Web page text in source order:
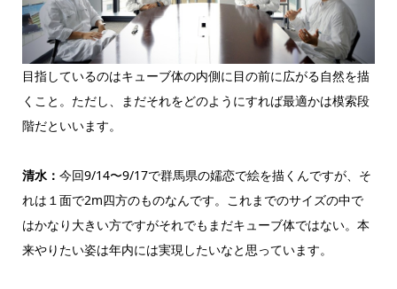
目指しているのはキューブ体の内側に目の前に広がる自然を描
くこと。ただし、まだそれをどのようにすれば最適かは模索段
階だといいます。
清水： 今回9/14〜9/17で群馬県の嬬恋で絵を描くんですが、そ
れは１面で2m四方のものなんです。これまでのサイズの中で
はかなり大きい方ですがそれでもまだキューブ体ではない。本
来やりたい姿は年内には実現したいなと思っています。